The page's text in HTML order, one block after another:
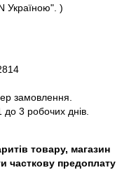
Україною". )
замовлення.
до 3 робочих днів.
товару, магазин
часткову предоплату